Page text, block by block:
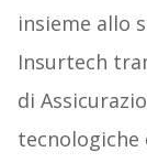
insieme allo
Insurtech
di
tecnologiche